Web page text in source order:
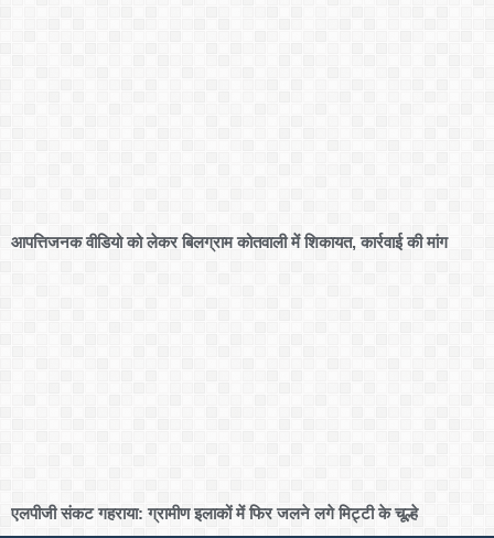
आपत्तिजनक वीडियो को लेकर बिलग्राम कोतवाली में शिकायत, कार्रवाई की मांग
एलपीजी संकट गहराया: ग्रामीण इलाकों में फिर जलने लगे मिट्टी के चूल्हे